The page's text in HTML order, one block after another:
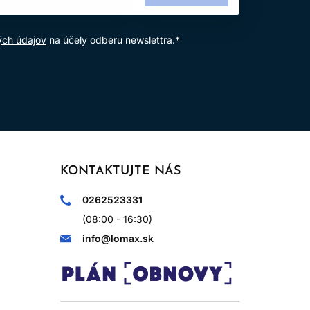
údajov na účely odberu newslettra.*
KONTAKTUJTE NÁS
0262523331
(08:00 - 16:30)
info@lomax.sk